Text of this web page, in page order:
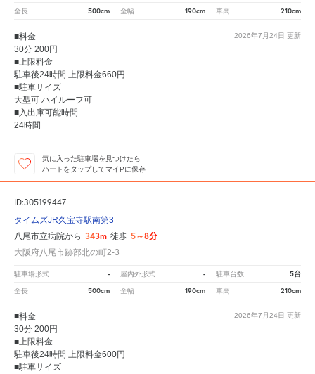
全長 500cm 全幅 190cm 車高 210cm
2026年7月24日 更新
■料金
30分 200円
■上限料金
駐車後24時間 上限料金660円
■駐車サイズ
大型可 ハイルーフ可
■入出庫可能時間
24時間
気に入った駐車場を見つけたら
ハートをタップしてマイPに保存
ID:305199447
タイムズJR久宝寺駅南第3
八尾市立病院から 343m 徒歩 5～8分
大阪府八尾市跡部北の町2-3
駐車場形式 - 屋内外形式 - 駐車台数 5台
全長 500cm 全幅 190cm 車高 210cm
2026年7月24日 更新
■料金
30分 200円
■上限料金
駐車後24時間 上限料金600円
■駐車サイズ